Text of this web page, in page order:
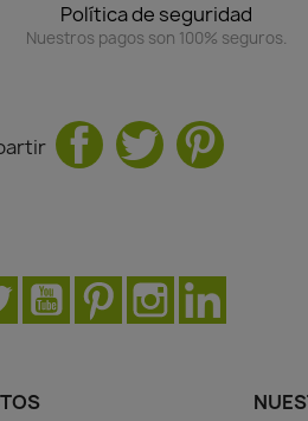
Política de seguridad
Nuestros pagos son 100% seguros.
Twitter YouTubePinterestInstagram